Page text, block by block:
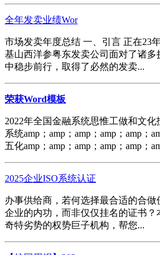
全年发卖业绩Wor
市场发卖年度总结 一、引言 正在23
基山西洋参粤东发卖公司面对了诸
中稳步前行，取得了必然的发卖...
荣获Word模板
2022年全国金融系统思惟工做和文
系统amp；amp；amp；amp；amp；
五化amp；amp；amp；amp；amp；
2025企业ISO系统认证
办事供给商，若何选择最合适的合
企业的内功，而非仅仅挂名的证书？
奇特劣势的权势巨子机构，帮您...